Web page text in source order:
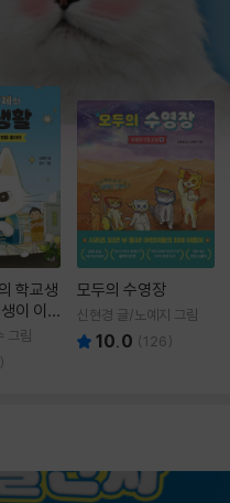
학교생
이 이
야
그림
)
모두의 수영장
신현경 글/노예지 그림
10.0 (126)